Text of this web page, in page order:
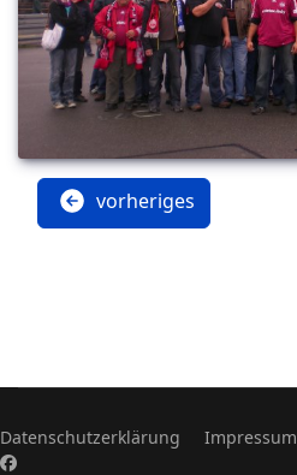
vorheriges
Datenschutzerklärung Impressum